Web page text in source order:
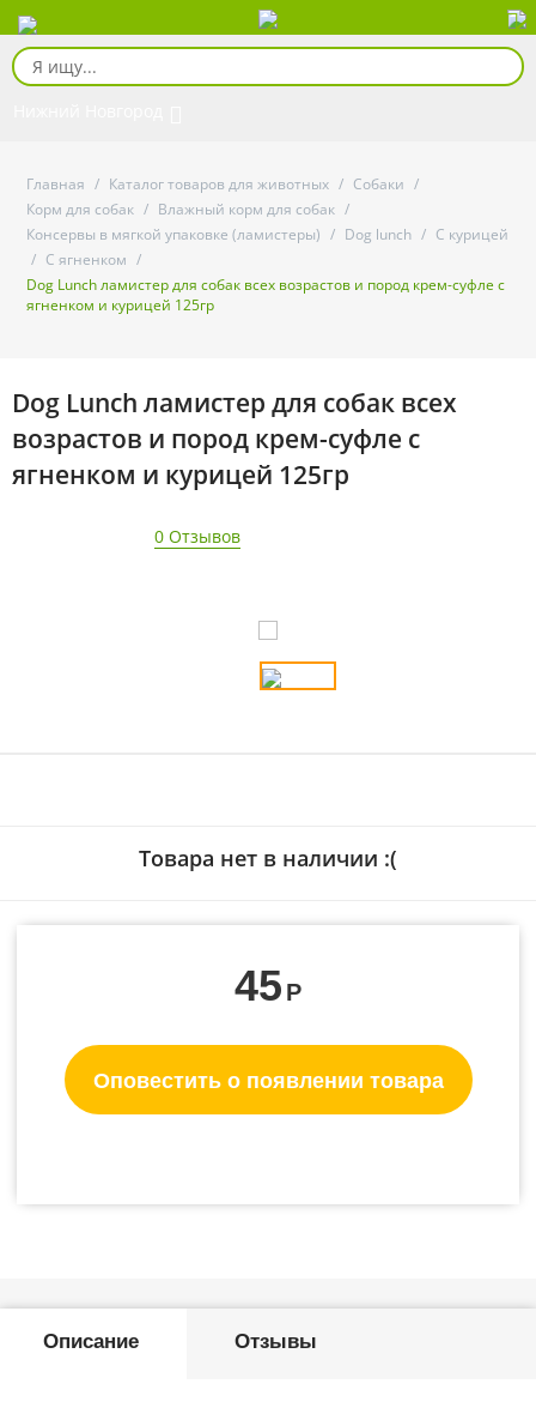
Главная / Каталог товаров для животных / Собаки /
Корм для собак / Влажный корм для собак /
Консервы в мягкой упаковке (ламистеры) / Dog lunch / С курицей
/ С ягненком /
Dog Lunch ламистер для собак всех возрастов и пород крем-суфле с
ягненком и курицей 125гр
Dog Lunch ламистер для собак всех
возрастов и пород крем-суфле с
ягненком и курицей 125гр
0 Отзывов
Товара нет в наличии :(
45 Р
Оповестить о появлении товара
Описание Отзывы